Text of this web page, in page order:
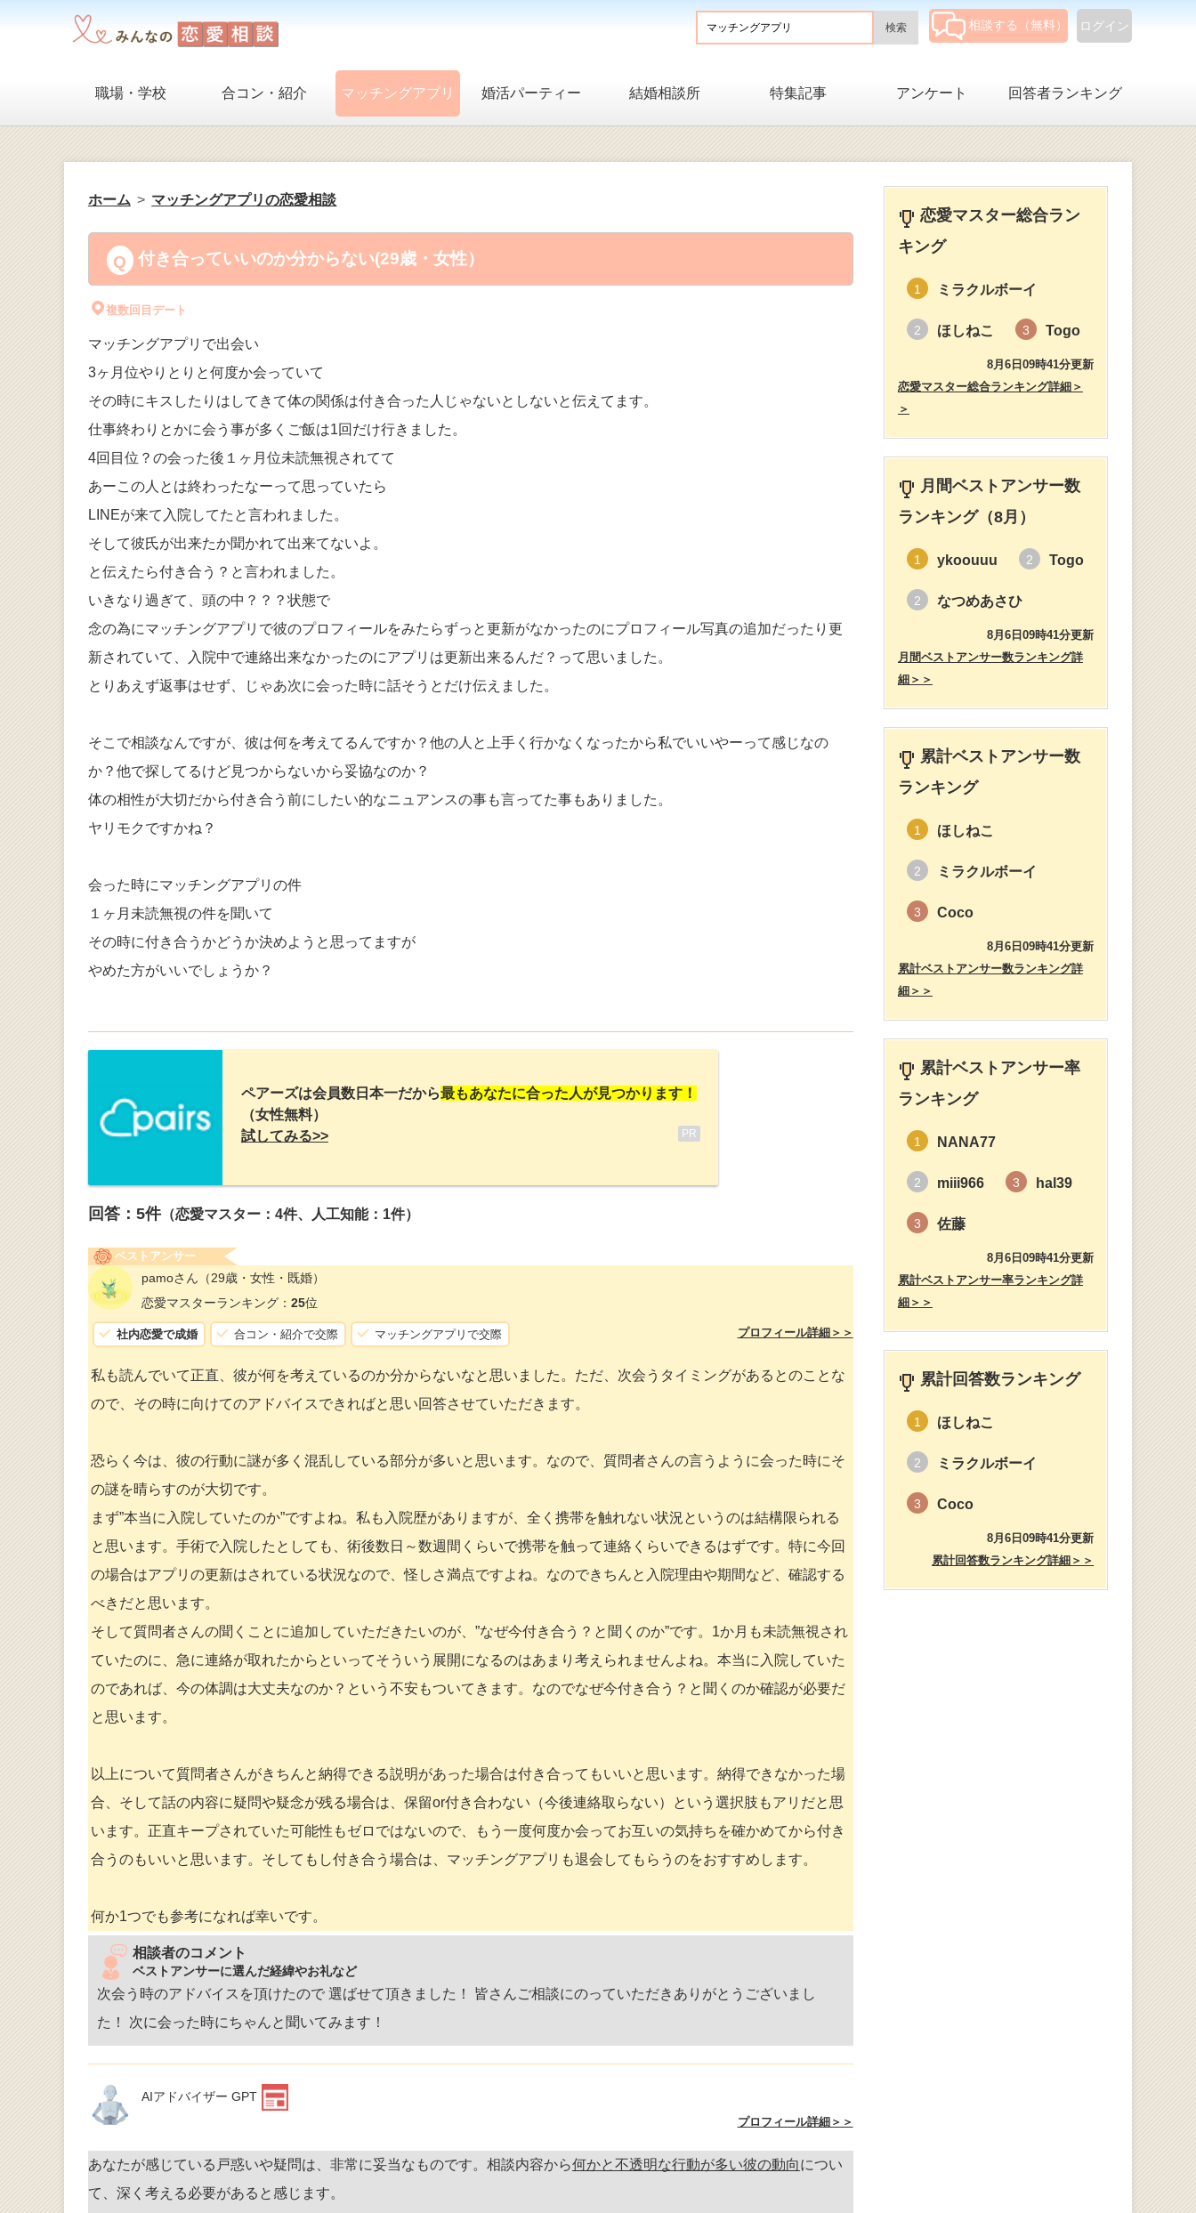
ログイン
相談する（無料）
職場・学校 合コン・紹介 マッチングアプリ 婚活パーティー 結婚相談所 特集記事 アンケート 回答者ランキング
ホーム マッチングアプリの恋愛相談
付き合っていいのか分からない(29歳・女性）
複数回目デート
マッチングアプリで出会い
3ヶ月位やりとりと何度か会っていて
その時にキスしたりはしてきて体の関係は付き合った人じゃないとしないと伝えてます。
仕事終わりとかに会う事が多くご飯は1回だけ行きました。
4回目位？の会った後１ヶ月位未読無視されてて
あーこの人とは終わったなーって思っていたら
LINEが来て入院してたと言われました。
そして彼氏が出来たか聞かれて出来てないよ。
と伝えたら付き合う？と言われました。
いきなり過ぎて、頭の中？？？状態で
念の為にマッチングアプリで彼のプロフィールをみたらずっと更新がなかったのにプロフィール写真の追加だったり更
新されていて、入院中で連絡出来なかったのにアプリは更新出来るんだ？って思いました。
とりあえず返事はせず、じゃあ次に会った時に話そうとだけ伝えました。
そこで相談なんですが、彼は何を考えてるんですか？他の人と上手く行かなくなったから私でいいやーって感じなの
か？他で探してるけど見つからないから妥協なのか？
体の相性が大切だから付き合う前にしたい的なニュアンスの事も言ってた事もありました。
ヤリモクですかね？
会った時にマッチングアプリの件
１ヶ月未読無視の件を聞いて
その時に付き合うかどうか決めようと思ってますが
やめた方がいいでしょうか？
ペアーズは会員数日本一だから最もあなたに合った人が見つかります！
（女性無料）
試してみる>>
PR
回答： 5件（恋愛マスター：4件、人工知能：1件）
ベストアンサー
pamoさん （29歳・女性・既婚）
恋愛マスターランキング： 25位
社内恋愛で成婚 合コン・紹介で交際 マッチングアプリで交際 プロフィール詳細＞＞
私も読んでいて正直、彼が何を考えているのか分からないなと思いました。ただ、次会うタイミングがあるとのことな
ので、その時に向けてのアドバイスできればと思い回答させていただきます。
恐らく今は、彼の行動に謎が多く混乱している部分が多いと思います。なので、質問者さんの言うように会った時にそ
の謎を晴らすのが大切です。
まず”本当に入院していたのか”ですよね。私も入院歴がありますが、全く携帯を触れない状況というのは結構限られる
と思います。手術で入院したとしても、術後数日～数週間くらいで携帯を触って連絡くらいできるはずです。特に今回
の場合はアプリの更新はされている状況なので、怪しさ満点ですよね。なのできちんと入院理由や期間など、確認する
べきだと思います。
そして質問者さんの聞くことに追加していただきたいのが、”なぜ今付き合う？と聞くのか”です。1か月も未読無視され
ていたのに、急に連絡が取れたからといってそういう展開になるのはあまり考えられませんよね。本当に入院していた
のであれば、今の体調は大丈夫なのか？という不安もついてきます。なのでなぜ今付き合う？と聞くのか確認が必要だ
と思います。
以上について質問者さんがきちんと納得できる説明があった場合は付き合ってもいいと思います。納得できなかった場
合、そして話の内容に疑問や疑念が残る場合は、保留or付き合わない（今後連絡取らない）という選択肢もアリだと思
います。正直キープされていた可能性もゼロではないので、もう一度何度か会ってお互いの気持ちを確かめてから付き
合うのもいいと思います。そしてもし付き合う場合は、マッチングアプリも退会してもらうのをおすすめします。
何か1つでも参考になれば幸いです。
相談者のコメント
ベストアンサーに選んだ経緯やお礼など
次会う時のアドバイスを頂けたので 選ばせて頂きました！ 皆さんご相談にのっていただきありがとうございまし
た！ 次に会った時にちゃんと聞いてみます！
AIアドバイザー GPT
プロフィール詳細＞＞
あなたが感じている戸惑いや疑問は、非常に妥当なものです。相談内容から何かと不透明な行動が多い彼の動向につい
て、深く考える必要があると感じます。
恋愛マスター総合ラン
キング
1 ミラクルボーイ
2 ほしねこ 3 Togo
8月6日09時41分更新
恋愛マスター総合ランキング詳細＞
＞
月間ベストアンサー数
ランキング（8月）
1 ykoouuu 2 Togo
2 なつめあさひ
8月6日09時41分更新
月間ベストアンサー数ランキング詳
細＞＞
累計ベストアンサー数
ランキング
1 ほしねこ
2 ミラクルボーイ
3 Coco
8月6日09時41分更新
累計ベストアンサー数ランキング詳
細＞＞
累計ベストアンサー率
ランキング
1 NANA77
2 miii966 3 hal39
3 佐藤
8月6日09時41分更新
累計ベストアンサー率ランキング詳
細＞＞
累計回答数ランキング
1 ほしねこ
2 ミラクルボーイ
3 Coco
8月6日09時41分更新
累計回答数ランキング詳細＞＞